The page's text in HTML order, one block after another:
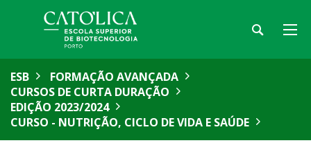
ESB
FORMAÇÃO AVANÇADA
CURSOS DE CURTA DURAÇÃO
EDIÇÃO 2023/2024
CURSO - NUTRIÇÃO, CICLO DE VIDA E SAÚDE